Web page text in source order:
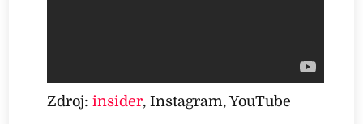
Zdroj:insider, Instagram, YouTube